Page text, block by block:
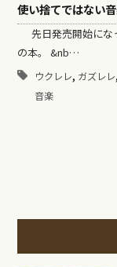
使い捨てではない音
先日発売開始にな
の本。 &nb…
ウクレレ, ガズレレ,
音楽